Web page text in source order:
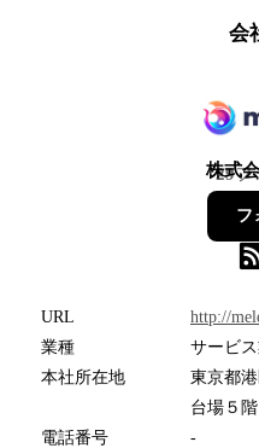
会
株式
29フ
フ
URL
http://
業種
サービ
本社所在地
東京都
台場５階
電話番号
-